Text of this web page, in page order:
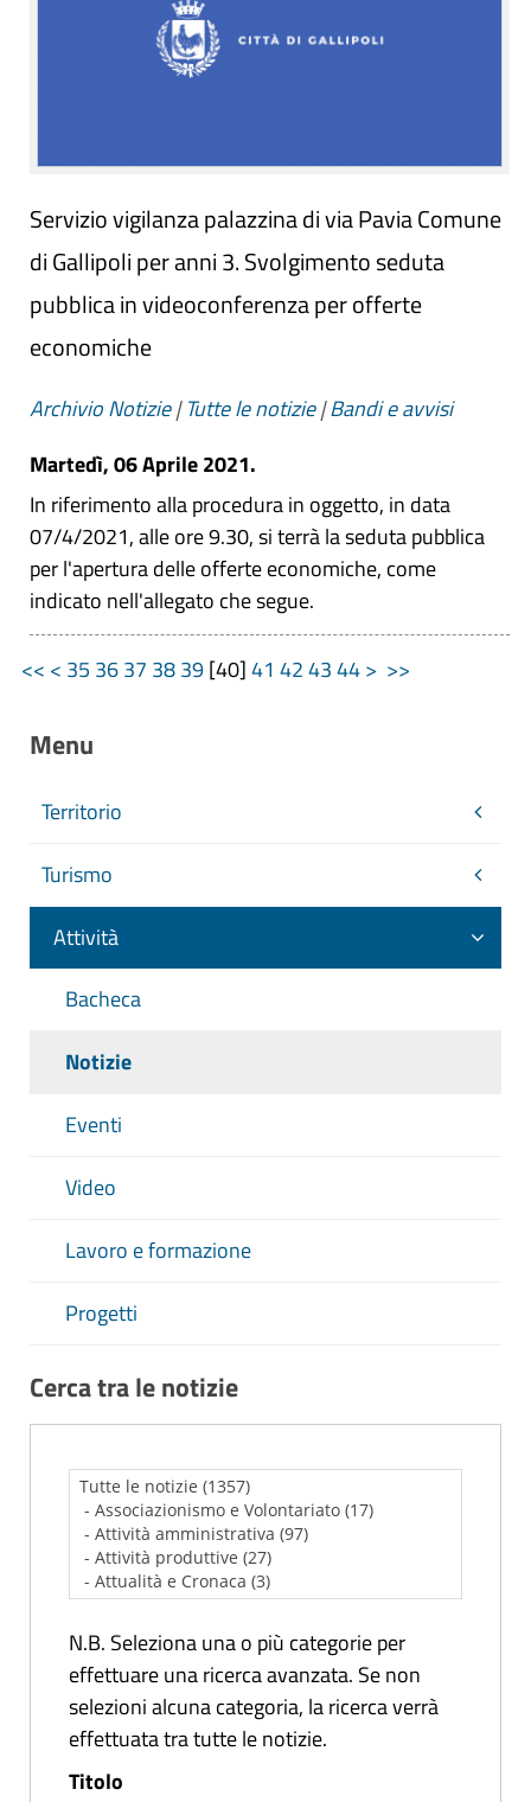
Servizio vigilanza palazzina di via Pavia Comune
di Gallipoli per anni 3. Svolgimento seduta
pubblica in videoconferenza per offerte
economiche
Archivio Notizie|Tutte le notizie|Bandi e avvisi
Martedì, 06 Aprile 2021.
In riferimento alla procedura in oggetto, in data
07/4/2021, alle ore 9.30, si terrà la seduta pubblica
per l'apertura delle offerte economiche, come
indicato nell'allegato che segue.
<< < 35 3637 3839[40]41 424344> >>
Menu
Territorio
Turismo
Attività
Bacheca
Notizie
Eventi
Video
Lavoro e formazione
Progetti
Cerca tra le notizie
N.B. Seleziona una o più categorie per
effettuare una ricerca avanzata. Se non
selezioni alcuna categoria, la ricerca verrà
effettuata tra tutte le notizie.
Titolo